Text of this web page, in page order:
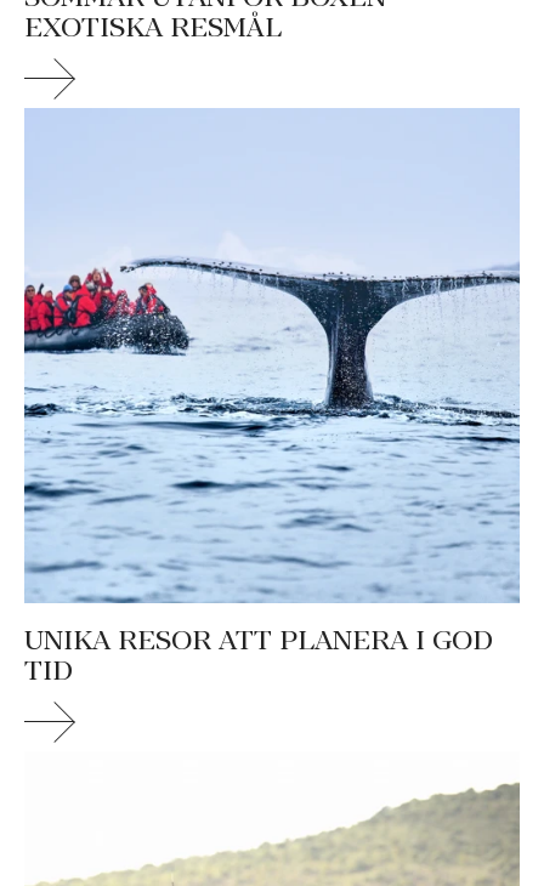
EXOTISKA RESMÅL
UNIKA RESOR ATT PLANERA I GOD
TID